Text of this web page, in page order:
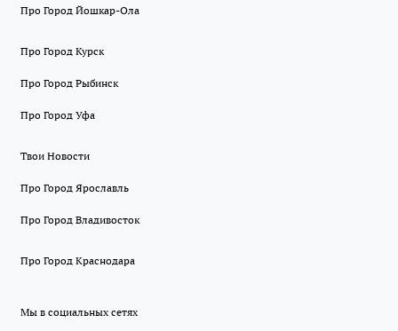
Про Город Йошкар-Ола
Про Город Курск
Про Город Рыбинск
Про Город Уфа
Твои Новости
Про Город Ярославль
Про Город Владивосток
Про Город Краснодара
Мы в социальных сетях